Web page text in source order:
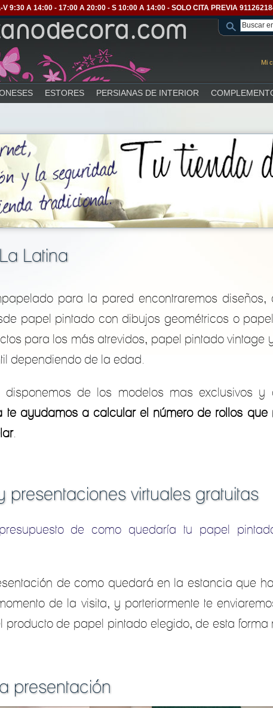
V 9:30 A 14:00 - 17:00 A 20:00 - S 10:00 A 14:00 - SOLO CITA PREVIA
Mi
ESTORES PERSIANAS DE INTERIOR
Latina
para la pared encontraremos
papel pintado con dibujos geométricos o
para los más atrevidos, papel pintado vintage
dependiendo de la edad.
disponemos de los modelos mas exclusivos
te ayudamos a calcular el número de rollos que
.
presentaciones virtuales gratuitas
presupuesto de como quedaría tu papel
de como quedará en la estancia que
de la visita, y porteriormente te
producto de papel pintado elegido, de esta
presentación